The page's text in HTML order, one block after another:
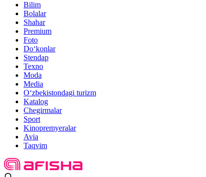
Bilim
Bolalar
Shahar
Premium
Foto
Do‘konlar
Stendap
Texno
Moda
Media
O‘zbekistondagi turizm
Katalog
Chegirmalar
Sport
Kinopremyeralar
Avia
Taqvim